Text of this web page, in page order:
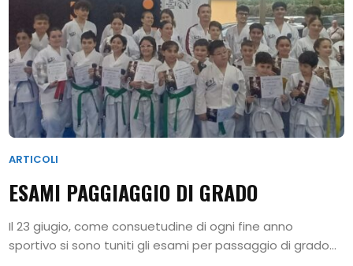
ARTICOLI
ESAMI PAGGIAGGIO DI GRADO
Il 23 giugio, come consuetudine di ogni fine anno
sportivo si sono tuniti gli esami per passaggio di grado...